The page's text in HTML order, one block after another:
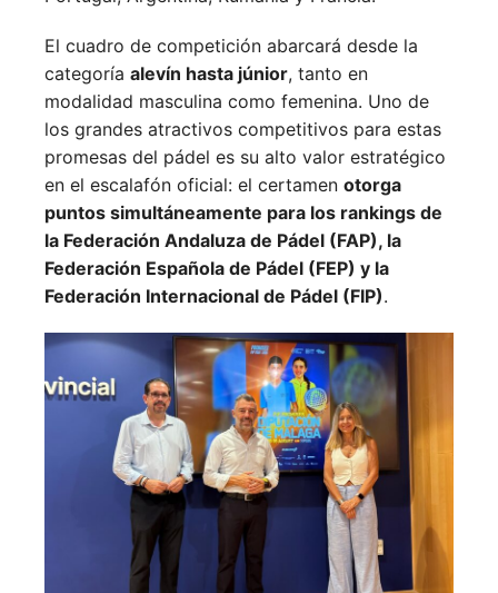
El cuadro de competición abarcará desde la
categoría alevín hasta júnior, tanto en
modalidad masculina como femenina. Uno de
los grandes atractivos competitivos para estas
promesas del pádel es su alto valor estratégico
en el escalafón oficial: el certamen otorga
puntos simultáneamente para los rankings de
la Federación Andaluza de Pádel (FAP), la
Federación Española de Pádel (FEP) y la
Federación Internacional de Pádel (FIP).